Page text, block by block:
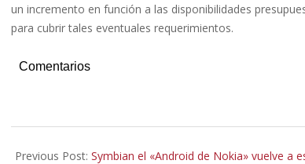
un incremento en función a las disponibilidades
para cubrir tales eventuales requerimientos.
Comentarios
02-
Previous Post: Symbian el «Android de Nokia» vuelve a